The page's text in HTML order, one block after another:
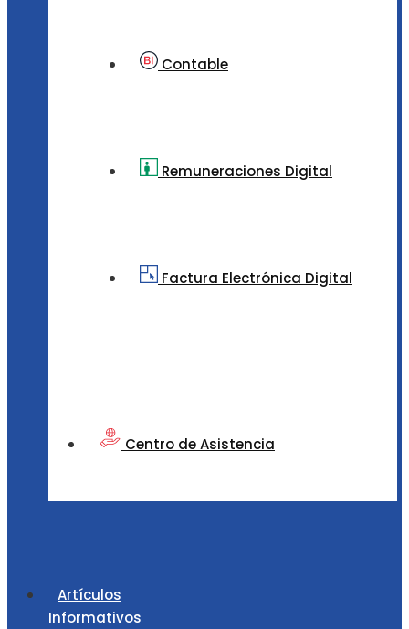
Contable
Remuneraciones Digital
Factura Electrónica Digital
Centro de Asistencia
Artículos
Informativos